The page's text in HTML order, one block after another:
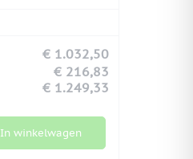
€ 1.032,50
€ 216,83
€ 1.249,33
In winkelwagen